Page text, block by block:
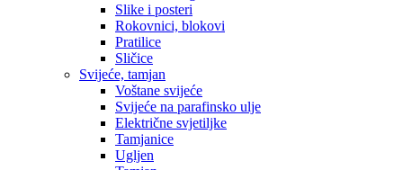
Slike i posteri
Rokovnici, blokovi
Pratilice
Sličice
Svijeće, tamjan
Voštane svijeće
Svijeće na parafinsko ulje
Električne svjetiljke
Tamjanice
Ugljen